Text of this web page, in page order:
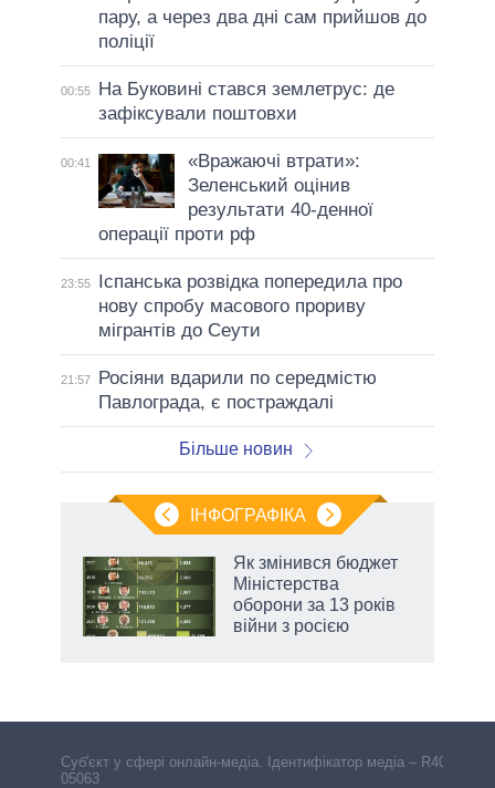
пару, а через два дні сам прийшов до
поліції
00:55
На Буковині стався землетрус: де
зафіксували поштовхи
00:41
«Вражаючі втрати»:
Зеленський оцінив
результати 40-денної
операції проти рф
23:55
Іспанська розвідка попередила про
нову спробу масового прориву
мігрантів до Сеути
21:57
Росіяни вдарили по середмістю
Павлограда, є постраждалі
Більше новин
ІНФОГРАФІКА
Як змінився бюджет
Міністерства
оборони за 13 років
війни з росією
Cуб'єкт у сфері онлайн-медіа. Ідентифікатор медіа – R40-
05063